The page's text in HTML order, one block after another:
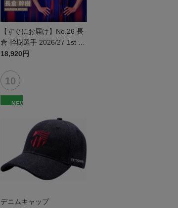
【すぐにお届け】No.26 長
倉 幹樹選手 2026/27 1st レ
プリカユニフォーム 半袖
18,920円
NEW
デニムキャップ